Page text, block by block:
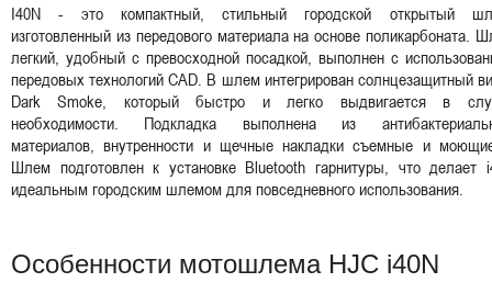
I40N - это компактный, стильный городской открытый
изготовленный из передового материала на основе поликарбоната.
легкий, удобный с превосходной посадкой, выполнен с
передовых технологий CAD. В шлем интегрирован солнцезащитный
Dark Smoke, который быстро и легко выдвигается в
необходимости. Подкладка выполнена из
материалов, внутренности и щечные накладки съемные и
Шлем подготовлен к установке Bluetooth гарнитуры, что делает
идеальным городским шлемом для повседневного использования.
Особенности мотошлема HJC i40N